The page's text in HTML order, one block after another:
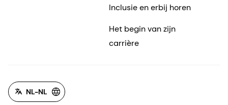
Inclusie en erbij horen
Het begin van zijn
carrière
NL-NL